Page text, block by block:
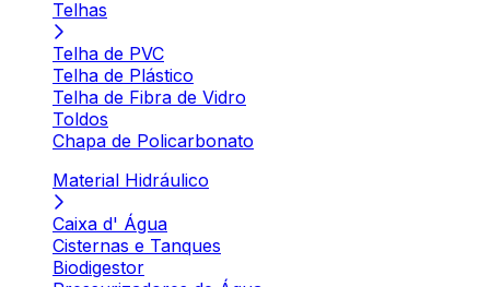
Telhas
Telha de PVC
Telha de Plástico
Telha de Fibra de Vidro
Toldos
Chapa de Policarbonato
Material Hidráulico
Caixa d' Água
Cisternas e Tanques
Biodigestor